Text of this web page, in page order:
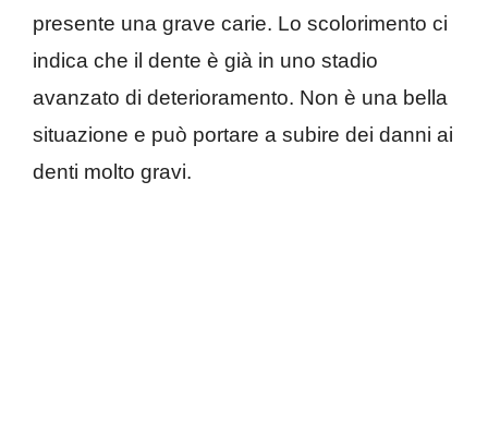
presente una grave carie. Lo scolorimento ci
indica che il dente è già in uno stadio
avanzato di deterioramento. Non è una bella
situazione e può portare a subire dei danni ai
denti molto gravi.